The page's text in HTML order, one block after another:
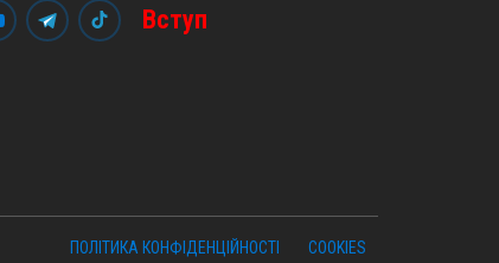
Вступ
ПОЛІТИКА КОНФІДЕНЦІЙНОСТІ COOKIES